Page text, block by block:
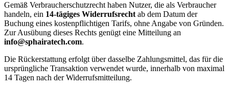
Gemäß Verbraucherschutzrecht haben Nutzer, die als Verbraucher
handeln, ein 14-tägiges Widerrufsrechtab dem Datum der
Buchung eines kostenpflichtigen Tarifs, ohne Angabe von Gründen.
Zur Ausübung dieses Rechts genügt eine Mitteilung an
info@sphairatech.com.
Die Rückerstattung erfolgt über dasselbe Zahlungsmittel, das für die
ursprüngliche Transaktion verwendet wurde, innerhalb von maximal
14 Tagen nach der Widerrufsmitteilung.